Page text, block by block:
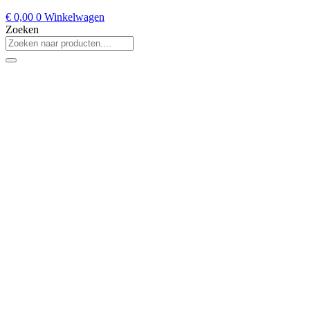
€ 0,00 0 Winkelwagen
Zoeken